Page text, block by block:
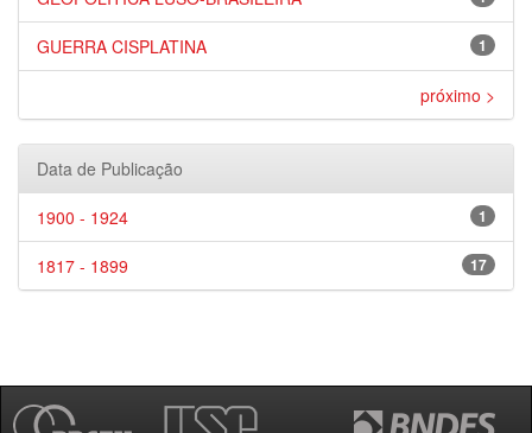
1
GUERRA CISPLATINA
próximo >
Data de Publicação
1
1900 - 1924
17
1817 - 1899